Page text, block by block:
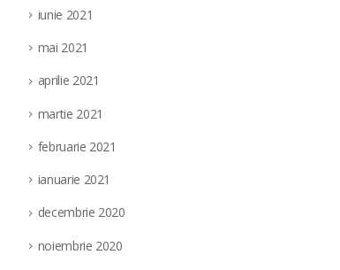
iunie 2021
mai 2021
aprilie 2021
martie 2021
februarie 2021
ianuarie 2021
decembrie 2020
noiembrie 2020